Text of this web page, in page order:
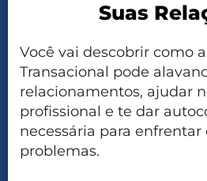
Suas
Você vai descobrir como
Transacional pode
relacionamentos, ajudar
profissional e te dar
necessária para enfrentar
problemas.